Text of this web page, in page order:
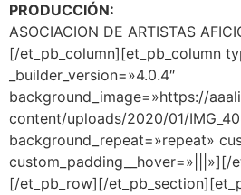
PRODUCCIÓN:
ASOCIACION DE ARTISTAS
[/et_pb_column][et_pb_column
_builder_version=»4.0.4″
background_image=»https://
content/uploads/2020/01/
background_repeat=»repeat»
custom_padding__hover=»|||»][/
[/et_pb_row][/